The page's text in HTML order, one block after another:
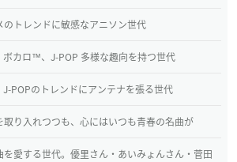
のトレンドに敏感なアニソン世代
ボカロ™、J-POP 多様な趣向を持つ世代
J-POPのトレンドにアンテナを張る世代
取り入れつつも、心にはいつも青春の名曲が
を愛する世代。優里さん・あいみょんさん・菅田